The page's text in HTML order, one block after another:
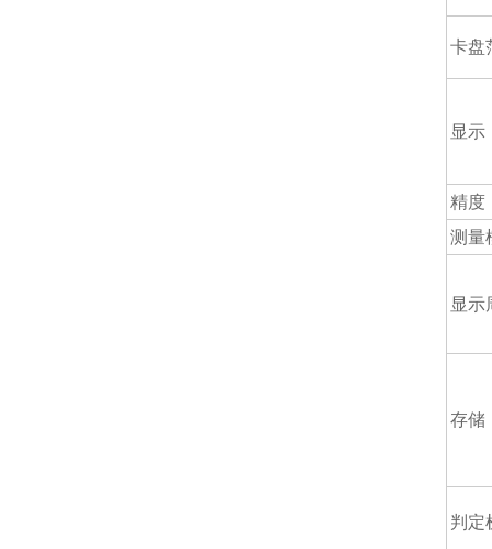
卡盘
显示
精度
测量
显示
存储
判定